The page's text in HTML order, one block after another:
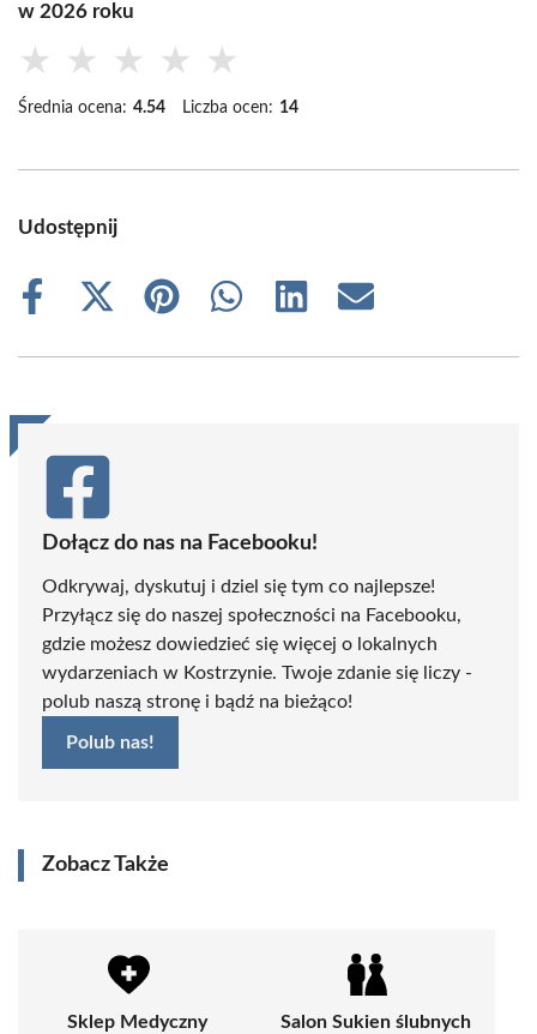
w 2026 roku
★ ★ ★ ★ ★
Średnia ocena: 4.54 Liczba ocen: 14
Udostępnij
Share
Share
(Twitter)
Share
Share
Share
Share
Dołącz do nas na Facebooku!
Odkrywaj, dyskutuj i dziel się tym co najlepsze!
Przyłącz się do naszej społeczności na Facebooku,
gdzie możesz dowiedzieć się więcej o lokalnych
wydarzeniach w Kostrzynie. Twoje zdanie się liczy -
polub naszą stronę i bądź na bieżąco!
Polub nas!
Zobacz Także
Sklep Medyczny
Salon Sukien ślubnych